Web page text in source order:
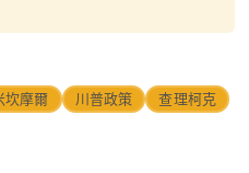
坎摩爾 川普政策
查理柯克